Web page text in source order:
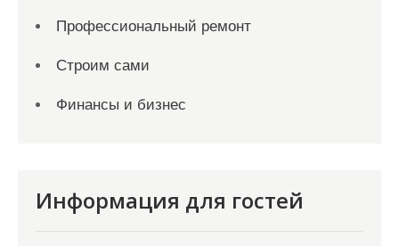
Профессиональный ремонт
Строим сами
Финансы и бизнес
Информация для гостей